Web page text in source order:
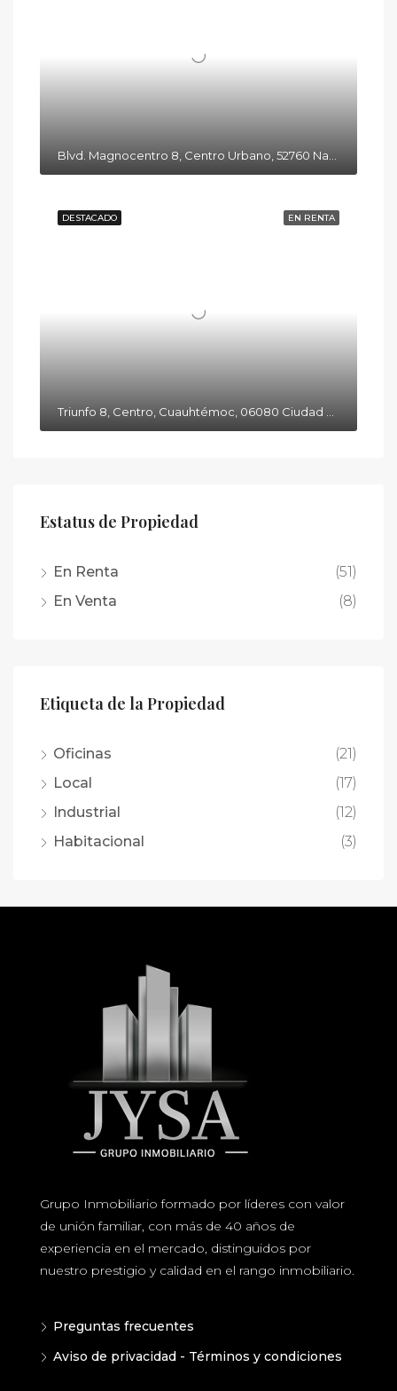
EN RENTA
DESTACADO
Estatus de Propiedad
En Renta
(51)
En Venta
(8)
Etiqueta de la Propiedad
Oficinas
(21)
Local
(17)
Industrial
(12)
Habitacional
(3)
Grupo Inmobiliario formado por líderes con valor
de unión familiar, con más de 40 años de
experiencia en el mercado, distinguidos por
nuestro prestigio y calidad en el rango inmobiliario.
Preguntas frecuentes
Aviso de privacidad - Términos y condiciones